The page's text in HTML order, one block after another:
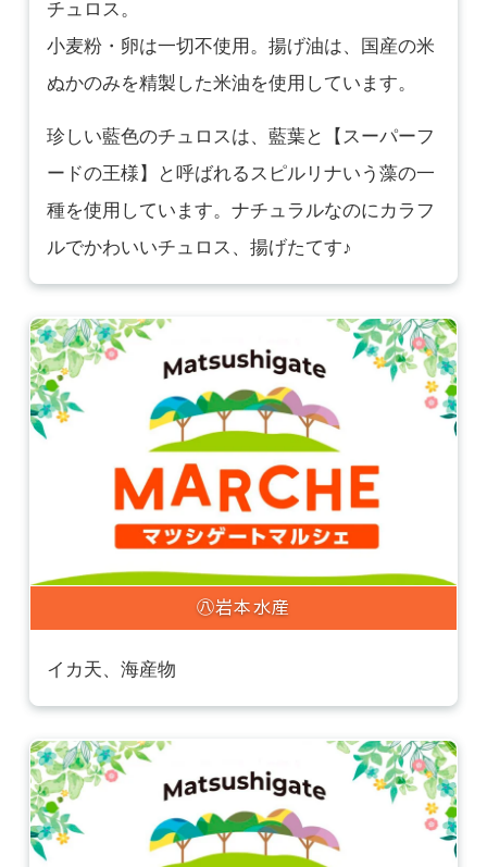
チュロス。
小麦粉・卵は一切不使用。揚げ油は、国産の米
ぬかのみを精製した米油を使用しています。
珍しい藍色のチュロスは、藍葉と【スーパーフ
ードの王様】と呼ばれるスピルリナいう藻の一
種を使用しています。ナチュラルなのにカラフ
ルでかわいいチュロス、揚げたてす♪
㊇岩本水産
イカ天、海産物